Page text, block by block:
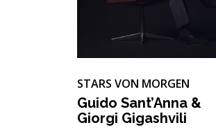
STARS VON MORGEN
Guido Sant’Anna &
Gior­gi Gi­gash­vi­li